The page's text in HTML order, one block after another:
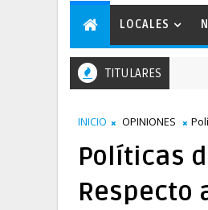
LOCALES
TITULARES
INICIO OPINIONES
Políticas
Respecto